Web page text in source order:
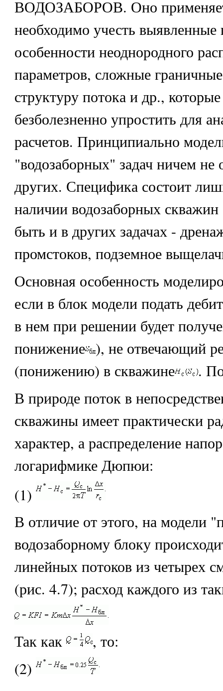
ВОДОЗАБОРОВ. Оно
необходимо учесть выявленные
особенности неоднородного
параметров, сложные
структуру потока и др.,
безболезненно упростить для
расчетов. Принципиально
"водозаборных" задач ничем не
других. Специфика состоит
наличии водозаборных
быть и в других задачах -
промстоков, подземное
Основная особенность
если в блок модели подать
в нем при решении будет
понижение ), не отвечающий
(понижению) в скважине
.
В природе поток в
скважины имеет практически
характер, а распределение
логарифмике Дюпюи:
(1)
В отличие от этого, на модели
водозаборному блоку
линейных потоков из четырех
(рис. 4.7); расход каждого из
Так как
, то:
(2)